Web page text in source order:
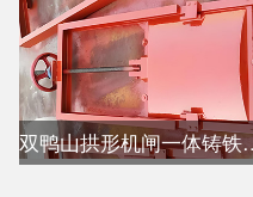
双鸭山